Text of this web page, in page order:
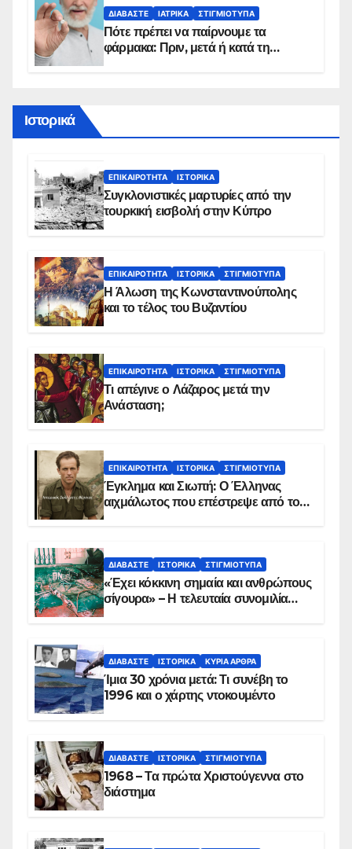
ΔΙΑΒΆΣΤΕ ΙΑΤΡΙΚΆ ΣΤΙΓΜΙΌΤΥΠΑ
Πότε πρέπει να παίρνουμε τα
φάρμακα: Πριν, μετά ή κατά τη
Ιστορικά
ΕΠΙΚΑΙΡΌΤΗΤΑ ΙΣΤΟΡΙΚΆ
Συγκλονιστικές μαρτυρίες από την
τουρκική εισβολή στην Κύπρο
ΕΠΙΚΑΙΡΌΤΗΤΑ ΙΣΤΟΡΙΚΆ ΣΤΙΓΜΙΌΤΥΠΑ
Η Άλωση της Κωνσταντινούπολης
και το τέλος του Βυζαντίου
ΕΠΙΚΑΙΡΌΤΗΤΑ ΙΣΤΟΡΙΚΆ ΣΤΙΓΜΙΌΤΥΠΑ
Τι απέγινε ο Λάζαρος μετά την
Ανάσταση;
ΕΠΙΚΑΙΡΌΤΗΤΑ ΙΣΤΟΡΙΚΆ ΣΤΙΓΜΙΌΤΥΠΑ
Έγκλημα και Σιωπή: Ο Έλληνας
αιχμάλωτος που επέστρεψε από το
ΔΙΑΒΆΣΤΕ ΙΣΤΟΡΙΚΆ ΣΤΙΓΜΙΌΤΥΠΑ
«Έχει κόκκινη σημαία και ανθρώπους
σίγουρα» – Η τελευταία συνομιλία
ΔΙΑΒΆΣΤΕ ΙΣΤΟΡΙΚΆ ΚΥΡΙΑ ΑΡΘΡΑ
Ίμια 30 χρόνια μετά: Τι συνέβη το
1996 και ο χάρτης ντοκουμέντο
ΔΙΑΒΆΣΤΕ ΙΣΤΟΡΙΚΆ ΣΤΙΓΜΙΌΤΥΠΑ
1968 – Τα πρώτα Χριστούγεννα στο
διάστημα